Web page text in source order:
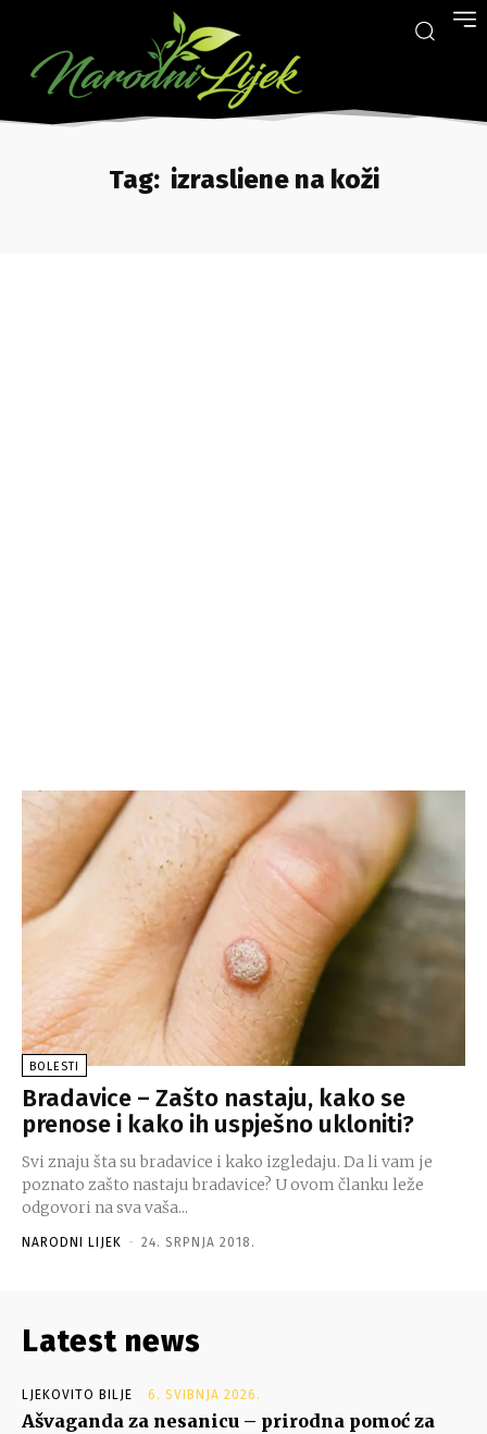
Tag: izrasliene na koži
BOLESTI
Bradavice – Zašto nastaju, kako se
prenose i kako ih uspješno ukloniti?
Svi znaju šta su bradavice i kako izgledaju. Da li vam je
poznato zašto nastaju bradavice? U ovom članku leže
odgovori na sva vaša...
NARODNI LIJEK - 24. SRPNJA 2018.
Latest news
LJEKOVITO BILJE 6. SVIBNJA 2026.
Ašvaganda za nesanicu – prirodna pomoć za